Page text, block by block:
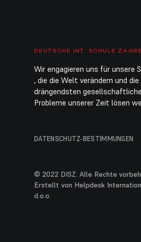
DEUTSCHE INT. SCHULE
Wir engagieren uns für unsere
, die die Welt verändern und die
drängendsten
Probleme unserer Zeit lösen
DATENSCHUTZ-BESTIMMUNGEN
© 2022 DISZ. Alle Rechte
Erstellt von Helpdesk
d.o.o.